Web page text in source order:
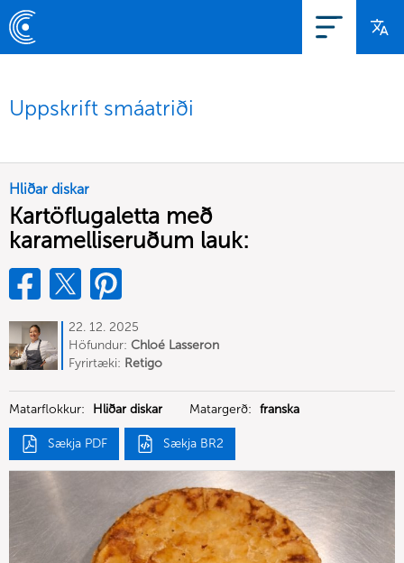
Uppskrift smáatriði
Hliðar diskar
Kartöflugaletta með
karamelliseruðum lauk:
22. 12. 2025
Höfundur: Chloé Lasseron
Fyrirtæki: Retigo
Matarflokkur: Hliðar diskar Matargerð: franska
Sækja PDF Sækja BR2